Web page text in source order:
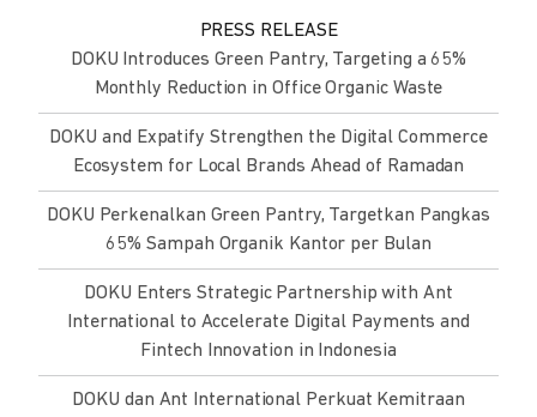
PRESS RELEASE
DOKU Introduces Green Pantry, Targeting a 65%
Monthly Reduction in Office Organic Waste
DOKU and Expatify Strengthen the Digital Commerce
Ecosystem for Local Brands Ahead of Ramadan
DOKU Perkenalkan Green Pantry, Targetkan Pangkas
65% Sampah Organik Kantor per Bulan
DOKU Enters Strategic Partnership with Ant
International to Accelerate Digital Payments and
Fintech Innovation in Indonesia
DOKU dan Ant International Perkuat Kemitraan